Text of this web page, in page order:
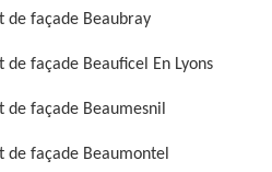
de façade Beaubray
façade Beauficel En Lyons
façade Beaumesnil
façade Beaumontel